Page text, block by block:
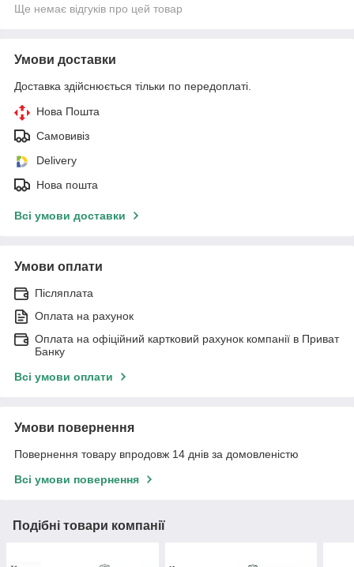
Ще немає відгуків про цей товар
Умови доставки
Доставка здійснюється тільки по передоплаті.
Нова Пошта
Самовивіз
Delivery
Нова пошта
Всі умови доставки
Умови оплати
Післяплата
Оплата на рахунок
Оплата на офіційний картковий рахунок компанії в Приват
Банку
Всі умови оплати
Умови повернення
Повернення товару впродовж 14 днів за домовленістю
Всі умови повернення
Подібні товари компанії